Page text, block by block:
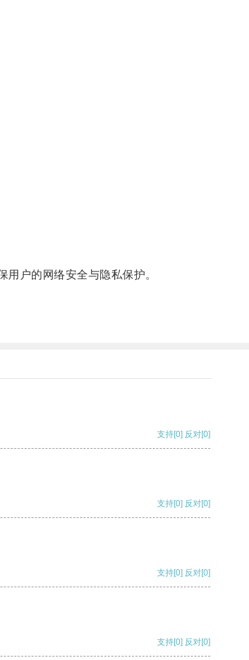
户的网络安全与隐私保护。
支持[0] 反对[0]
支持[0] 反对[0]
支持[0] 反对[0]
支持[0] 反对[0]